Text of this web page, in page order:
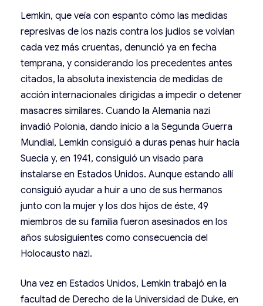
Lemkin, que veía con espanto cómo las medidas
represivas de los nazis contra los judíos se volvían
cada vez más cruentas, denunció ya en fecha
temprana, y considerando los precedentes antes
citados, la absoluta inexistencia de medidas de
acción internacionales dirigidas a impedir o detener
masacres similares. Cuando la Alemania nazi
invadió Polonia, dando inicio a la Segunda Guerra
Mundial, Lemkin consiguió a duras penas huir hacia
Suecia y, en 1941, consiguió un visado para
instalarse en Estados Unidos. Aunque estando allí
consiguió ayudar a huir a uno de sus hermanos
junto con la mujer y los dos hijos de éste, 49
miembros de su familia fueron asesinados en los
años subsiguientes como consecuencia del
Holocausto nazi.
Una vez en Estados Unidos, Lemkin trabajó en la
facultad de Derecho de la Universidad de Duke, en